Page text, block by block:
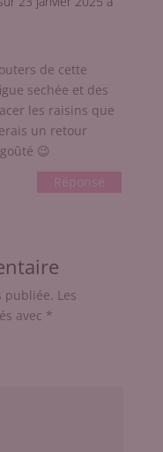
de cette
sechée et des
les raisins que
un retour
😉
Réponse
publiée. Les
avec *